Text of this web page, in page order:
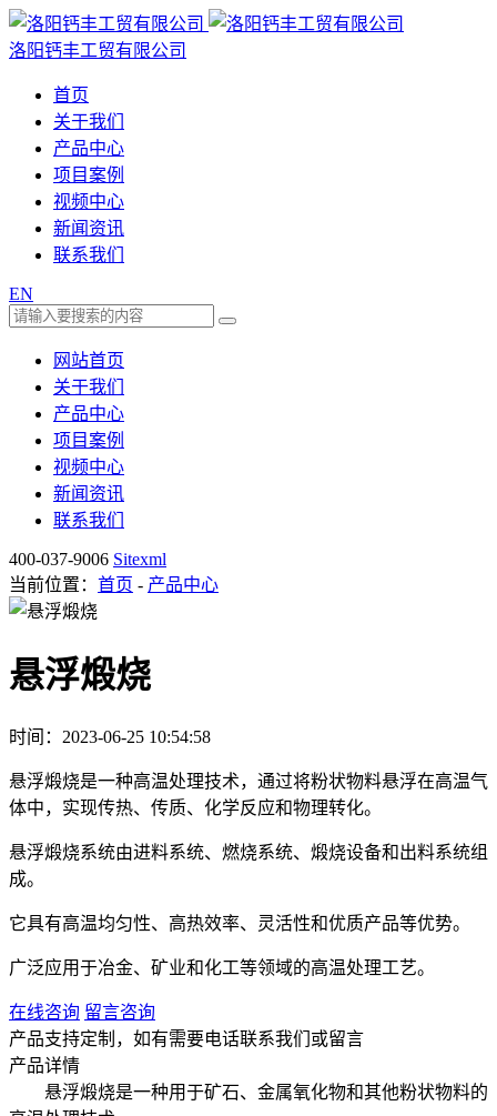
洛阳钙丰工贸有限公司
首页
关于我们
产品中心
项目案例
视频中心
新闻资讯
联系我们
EN
网站首页
关于我们
产品中心
项目案例
视频中心
新闻资讯
联系我们
400-037-9006 Sitexml
当前位置： 首页 - 产品中心
悬浮煅烧
时间：2023-06-25 10:54:58
悬浮煅烧是一种高温处理技术，通过将粉状物料悬浮在高温气
体中，实现传热、传质、化学反应和物理转化。
悬浮煅烧系统由进料系统、燃烧系统、煅烧设备和出料系统组
成。
它具有高温均匀性、高热效率、灵活性和优质产品等优势。
广泛应用于冶金、矿业和化工等领域的高温处理工艺。
在线咨询 留言咨询
产品支持定制，如有需要电话联系我们或留言
产品详情
悬浮煅烧是一种用于矿石、金属氧化物和其他粉状物料的